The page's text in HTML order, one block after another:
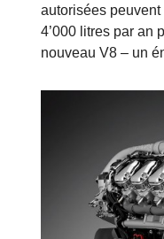
autorisées peuvent
4’000 litres par an
nouveau V8 – un